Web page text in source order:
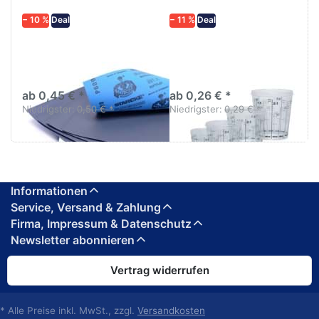
− 10 % Deal
diversen Körnungen
ab 0,45 € *
Niedrigster: 0,50 € *
− 11 % Deal
ab 0,26 € *
Niedrigster: 0,29 € *
Informationen
Service, Versand & Zahlung
Firma, Impressum & Datenschutz
Newsletter abonnieren
Vertrag widerrufen
* Alle Preise inkl. MwSt., zzgl. Versandkosten